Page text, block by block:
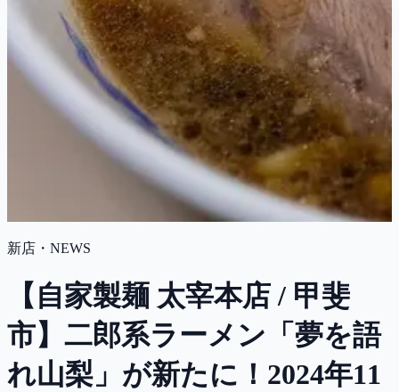
新店・NEWS
【自家製麺 太宰本店 / 甲斐
市】二郎系ラーメン「夢を語
れ山梨」が新たに！2024年11